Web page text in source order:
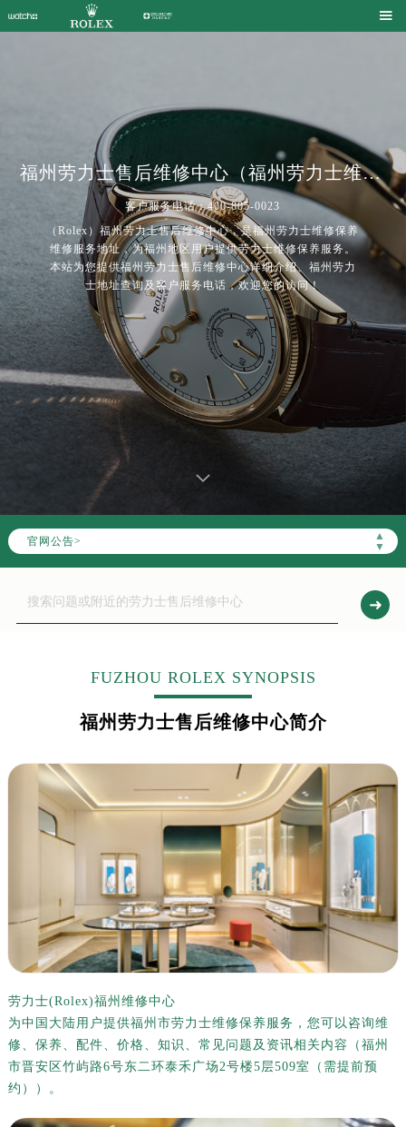

福州劳力士售后维修中心（福州劳力士维修保养中心） | Rolex
客户服务电话：400-805-0023
（Rolex）福州劳力士售后维修中心，是福州劳力士维修保养
维修服务地址，为福州地区用户提供劳力士维修保养服务。
本站为您提供福州劳力士售后维修中心详细介绍、福州劳力
士地址查询及客户服务电话，欢迎您的访问！
官网公告>
▲
▼
FUZHOU ROLEX SYNOPSIS
福州劳力士售后维修中心简介
劳力士(Rolex)福州维修中心
为中国大陆用户提供福州市劳力士维修保养服务，您可以咨询维
修、保养、配件、价格、知识、常见问题及资讯相关内容（福州
市晋安区竹屿路6号东二环泰禾广场2号楼5层509室（需提前预
约））。